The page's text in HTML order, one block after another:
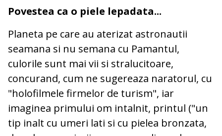
Povestea ca o piele lepadata...
Planeta pe care au aterizat astronautii
seamana si nu semana cu Pamantul,
culorile sunt mai vii si stralucitoare,
concurand, cum ne sugereaza naratorul, cu
"holofilmele firmelor de turism", iar
imaginea primului om intalnit, printul ("un
tip inalt cu umeri lati si cu pielea bronzata,